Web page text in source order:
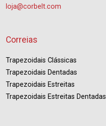
loja@corbelt.com
Correias
Trapezoidais Clássicas
Trapezoidais Dentadas
Trapezoidais Estreitas
Trapezoidais Estreitas Dentadas